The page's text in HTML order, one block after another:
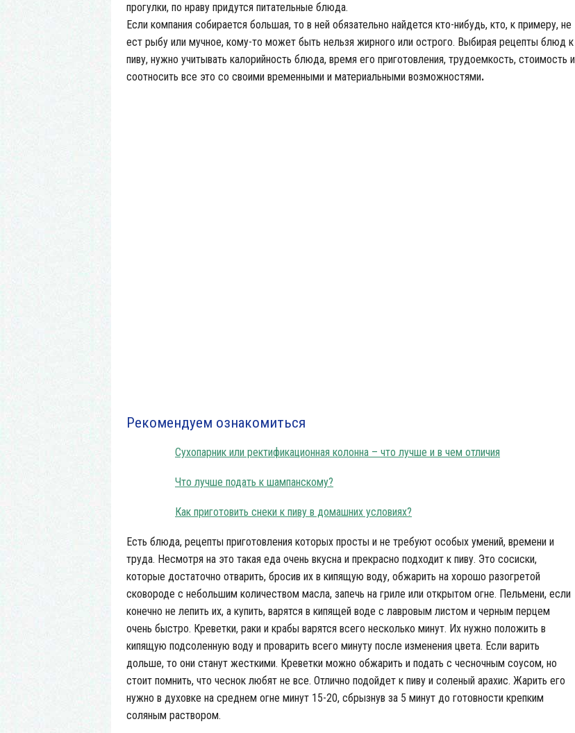
прогулки, по нраву придутся питательные блюда.
Если компания собирается большая, то в ней обязательно найдется кто-нибудь, кто, к примеру, не
ест рыбу или мучное, кому-то может быть нельзя жирного или острого. Выбирая рецепты блюд к
пиву, нужно учитывать калорийность блюда, время его приготовления, трудоемкость, стоимость и
соотносить все это со своими временными и материальными возможностями.
Рекомендуем ознакомиться
Сухопарник или ректификационная колонна – что лучше и в чем отличия
Что лучше подать к шампанскому?
Как приготовить снеки к пиву в домашних условиях?
Есть блюда, рецепты приготовления которых просты и не требуют особых умений, времени и
труда. Несмотря на это такая еда очень вкусна и прекрасно подходит к пиву. Это сосиски,
которые достаточно отварить, бросив их в кипящую воду, обжарить на хорошо разогретой
сковороде с небольшим количеством масла, запечь на гриле или открытом огне. Пельмени, если
конечно не лепить их, а купить, варятся в кипящей воде с лавровым листом и черным перцем
очень быстро. Креветки, раки и крабы варятся всего несколько минут. Их нужно положить в
кипящую подсоленную воду и проварить всего минуту после изменения цвета. Если варить
дольше, то они станут жесткими. Креветки можно обжарить и подать с чесночным соусом, но
стоит помнить, что чеснок любят не все. Отлично подойдет к пиву и соленый арахис. Жарить его
нужно в духовке на среднем огне минут 15-20, сбрызнув за 5 минут до готовности крепким
соляным раствором.